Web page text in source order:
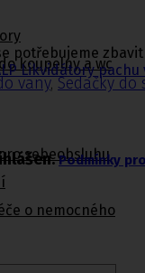
koupelny a wc
vany,Sedačky do
sebeobsluhu
o nemocného
potřebujeme
Likvidátory
Podmínky